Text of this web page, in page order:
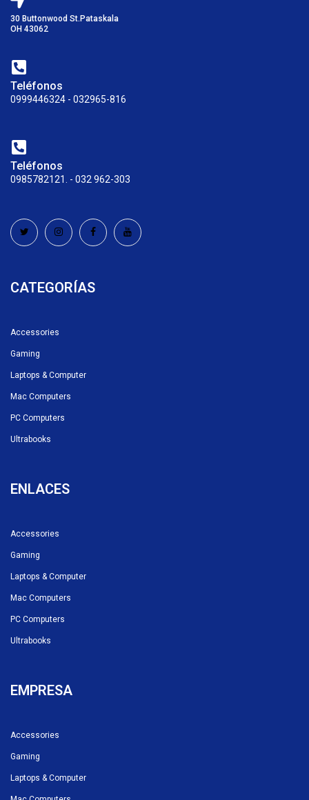
30 Buttonwood St.Pataskala
OH 43062
Teléfonos
0999446324 - 032965-816
Teléfonos
0985782121. - 032 962-303
CATEGORÍAS
Accessories
Gaming
Laptops & Computer
Mac Computers
PC Computers
Ultrabooks
ENLACES
Accessories
Gaming
Laptops & Computer
Mac Computers
PC Computers
Ultrabooks
EMPRESA
Accessories
Gaming
Laptops & Computer